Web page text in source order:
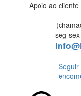
Apoio ao cliente
seg-
Seguir